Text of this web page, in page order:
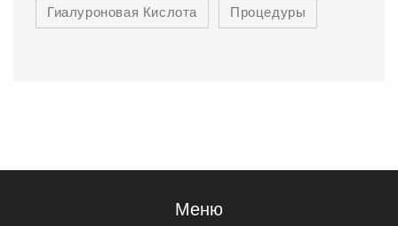
Гиалуроновая Кислота
Процедуры
Меню